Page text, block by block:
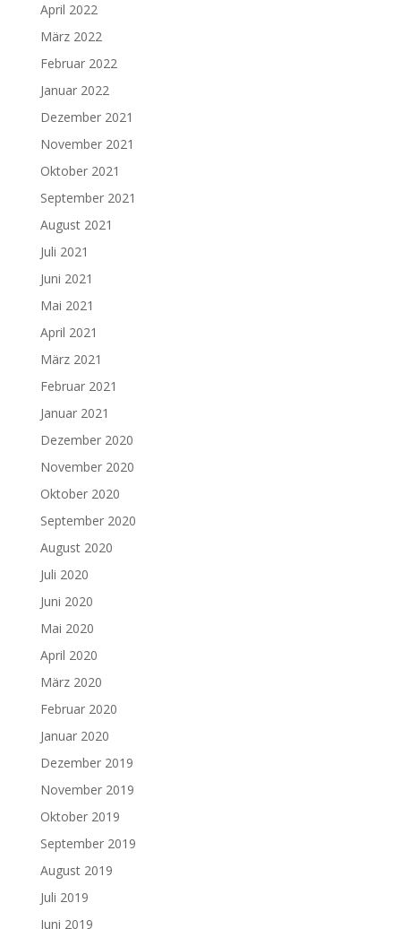
April 2022
März 2022
Februar 2022
Januar 2022
Dezember 2021
November 2021
Oktober 2021
September 2021
August 2021
Juli 2021
Juni 2021
Mai 2021
April 2021
März 2021
Februar 2021
Januar 2021
Dezember 2020
November 2020
Oktober 2020
September 2020
August 2020
Juli 2020
Juni 2020
Mai 2020
April 2020
März 2020
Februar 2020
Januar 2020
Dezember 2019
November 2019
Oktober 2019
September 2019
August 2019
Juli 2019
Juni 2019